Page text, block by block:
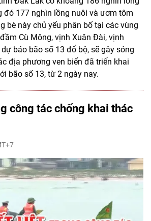
đó 177 nghìn lồng nuôi và ươm tôm
bè này chủ yếu phân bố tại các vùng
Cù Mông, vịnh Xuân Đài, vịnh
báo bão số 13 đổ bộ, sẽ gây sóng
địa phương ven biển đã triển khai
bão số 13, từ 2 ngày nay.
công tác chống khai thác